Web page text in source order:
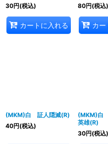
30円(税込)
カートに入れる
80円(税込)
カー
(MKM)白 証人隠滅(R)
40円(税込)
(MKM)白
英雄(R)
30円(税込)